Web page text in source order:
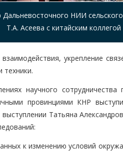
Дальневосточного НИИ
Т.А. Асеева с китайским коллегой
укрепление
техники.
научного сотрудничества
провинциями КНР
Татьяна
к изменению условий